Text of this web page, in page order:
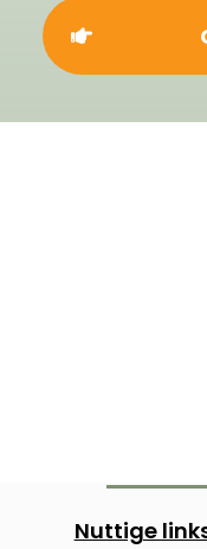
Nuttige